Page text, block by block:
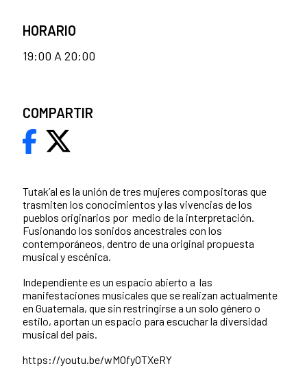
Tutak’al es la unión de tres mujeres compositoras que
trasmiten los conocimientos y las vivencias de los
pueblos originarios por medio de la interpretación.
Fusionando los sonidos ancestrales con los
contemporáneos, dentro de una original propuesta
musical y escénica.
Independiente es un espacio abierto a las
manifestaciones musicales que se realizan actualmente
en Guatemala, que sin restringirse a un solo género o
estilo, aportan un espacio para escuchar la diversidad
musical del país.
https://youtu.be/wMOfyOTXeRY
HORARIO
19:00 A 20:00
COMPARTIR